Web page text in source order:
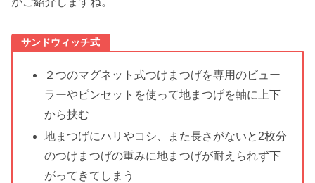
サンドウィッチ式
２つのマグネット式つけまつげを専用のビュー
ラーやピンセットを使って地まつげを軸に上下
から挟む
地まつげにハリやコシ、また長さがないと2枚分
のつけまつげの重みに地まつげが耐えられず下
がってきてしまう